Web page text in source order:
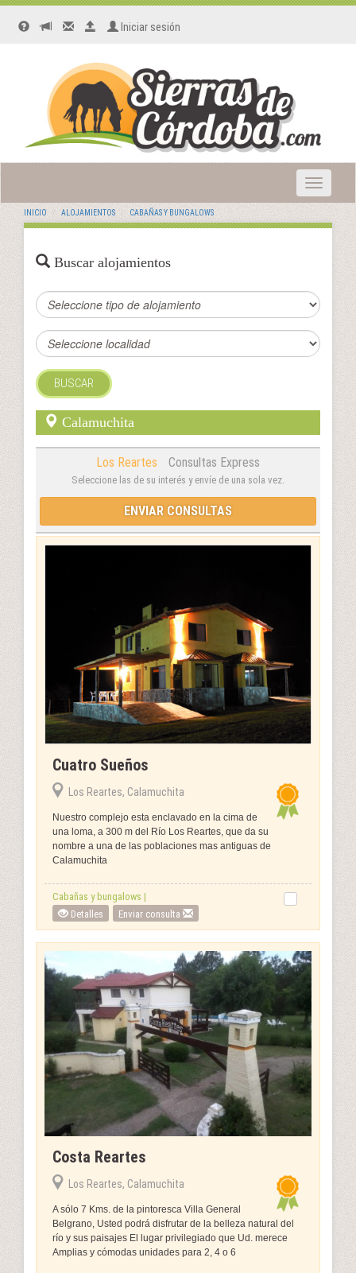
Iniciar sesión
Toggle
INICIO ALOJAMIENTOS CABAÑAS Y BUNGALOWS
Buscar alojamientos
BUSCAR
Calamuchita
Los Reartes Consultas Express
Seleccione las de su interés y envíe de una sola vez.
ENVIAR CONSULTAS
Cuatro Sueños
Los Reartes, Calamuchita
Nuestro complejo esta enclavado en la cima de
una loma, a 300 m del Río Los Reartes, que da su
nombre a una de las poblaciones mas antiguas de
Calamuchita
Cabañas y bungalows |
Detalles
Enviar consulta
Costa Reartes
Los Reartes, Calamuchita
A sólo 7 Kms. de la pintoresca Villa General
Belgrano, Usted podrá disfrutar de la belleza natural del
río y sus paisajes El lugar privilegiado que Ud. merece
Amplias y cómodas unidades para 2, 4 o 6